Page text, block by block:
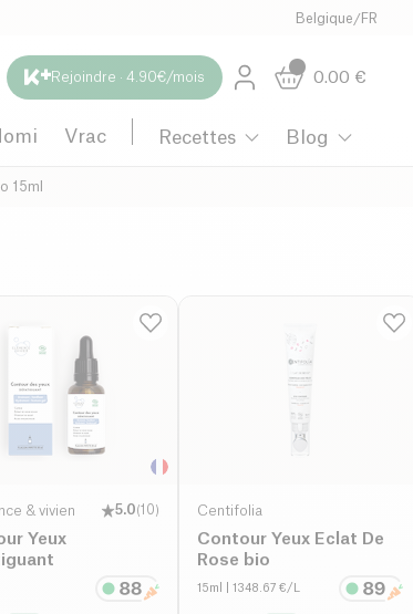
Belgique /FR
Rejoindre · 4.90€/mois 0.00 €
Vrac Recettes Blog
15ml
& vivien 5.0(10)
Yeux
Centifolia
Contour Yeux Eclat De
Rose bio
15ml | 1348.67 €/L